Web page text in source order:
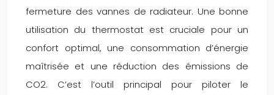
fermeture des vannes de radiateur. Une bonne
utilisation du thermostat est cruciale pour un
confort optimal, une consommation d’énergie
maîtrisée et une réduction des émissions de
CO2. C’est l’outil principal pour piloter le